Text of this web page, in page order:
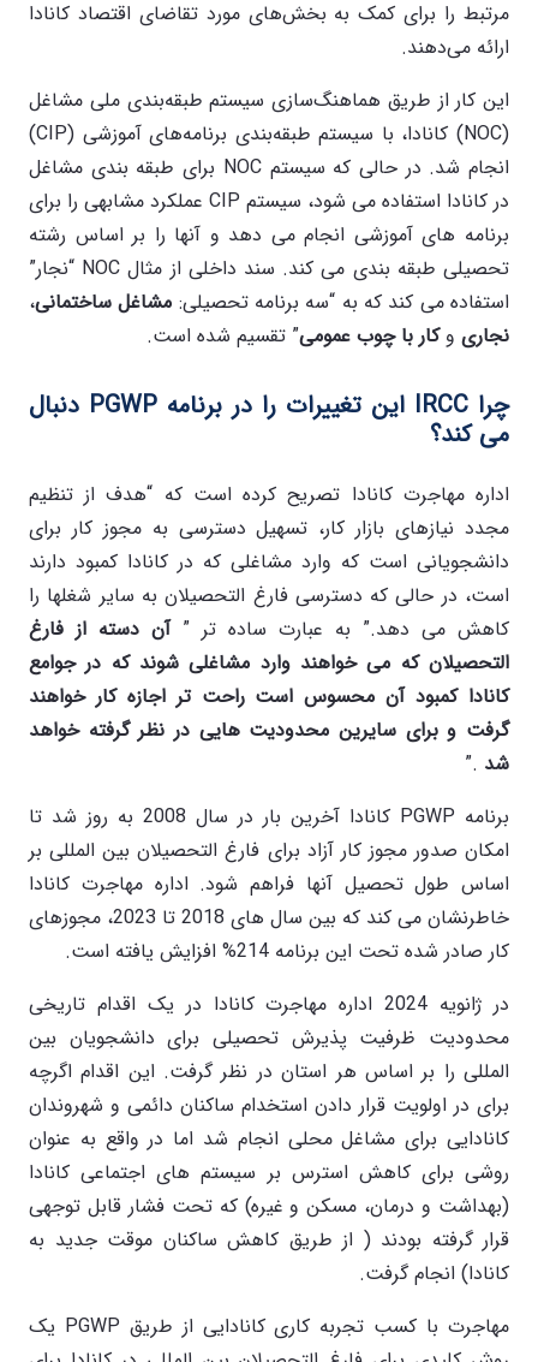
مرتبط را برای کمک به بخش‌های مورد تقاضای اقتصاد کانادا
ارائه می‌دهند.
این کار از طریق هماهنگ‌سازی سیستم طبقه‌بندی ملی مشاغل
(NOC) کانادا، با سیستم طبقه‌بندی برنامه‌های آموزشی (CIP)
انجام شد. در حالی که سیستم NOC برای طبقه بندی مشاغل
در کانادا استفاده می شود، سیستم CIP عملکرد مشابهی را برای
برنامه های آموزشی انجام می دهد و آنها را بر اساس رشته
تحصیلی طبقه بندی می کند. سند داخلی از مثال NOC “نجار”
استفاده می کند که به “سه برنامه تحصیلی: مشاغل ساختمانی،
نجاری وکار با چوب عمومی” تقسیم شده است.
چرا این تغییرات را در برنامه دنبال
می کند؟
اداره مهاجرت کانادا تصریح کرده است که “هدف از تنظیم
مجدد نیازهای بازار کار، تسهیل دسترسی به مجوز کار برای
دانشجویانی است که وارد مشاغلی که در کانادا کمبود دارند
است، در حالی که دسترسی فارغ التحصیلان به سایر شغلها را
کاهش می دهد.” به عبارت ساده تر ”آن دسته از فارغ
التحصیلان که می خواهند وارد مشاغلی شوند که در جوامع
کانادا کمبود آن محسوس است راحت تر اجازه کار خواهند
گرفت و برای سایرین محدودیت هایی در نظر گرفته خواهد
شد .”
برنامه PGWP کانادا آخرین بار در سال 2008 به روز شد تا
امکان صدور مجوز کار آزاد برای فارغ التحصیلان بین المللی بر
اساس طول تحصیل آنها فراهم شود. اداره مهاجرت کانادا
خاطرنشان می کند که بین سال های 2018 تا 2023، مجوزهای
کار صادر شده تحت این برنامه 214% افزایش یافته است.
در ژانویه 2024 اداره مهاجرت کانادا در یک اقدام تاریخی
محدودیت ظرفیت پذیرش تحصیلی برای دانشجویان بین
المللی را بر اساس هر استان در نظر گرفت. این اقدام اگرچه
برای در اولویت قرار دادن استخدام ساکنان دائمی و شهروندان
کانادایی برای مشاغل محلی انجام شد اما در واقع به عنوان
روشی برای کاهش استرس بر سیستم های اجتماعی کانادا
(بهداشت و درمان، مسکن و غیره) که تحت فشار قابل توجهی
قرار گرفته بودند ( از طریق کاهش ساکنان موقت جدید به
کانادا) انجام گرفت.
مهاجرت با کسب تجربه کاری کانادایی از طریق PGWP یک